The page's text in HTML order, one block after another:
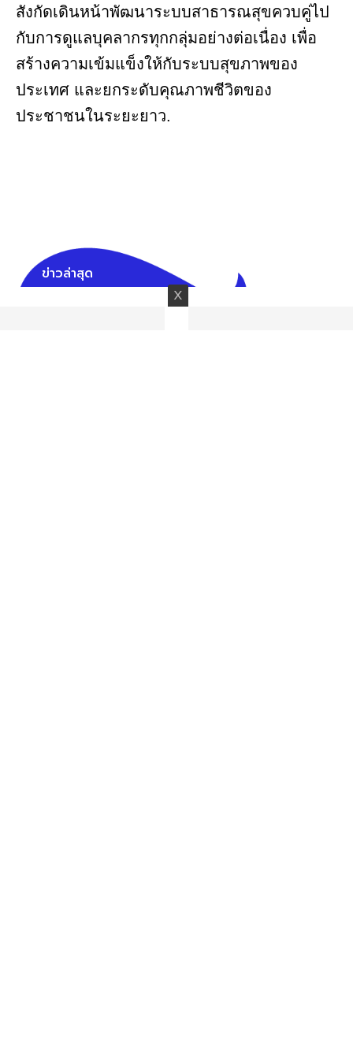
สังกัดเดินหน้าพัฒนาระบบสาธารณสุขควบคู่ไป
กับการดูแลบุคลากรทุกกลุ่มอย่างต่อเนื่อง เพื่อ
สร้างความเข้มแข็งให้กับระบบสุขภาพของ
ประเทศ และยกระดับคุณภาพชีวิตของ
ประชาชนในระยะยาว.
ข่าวล่าสุด